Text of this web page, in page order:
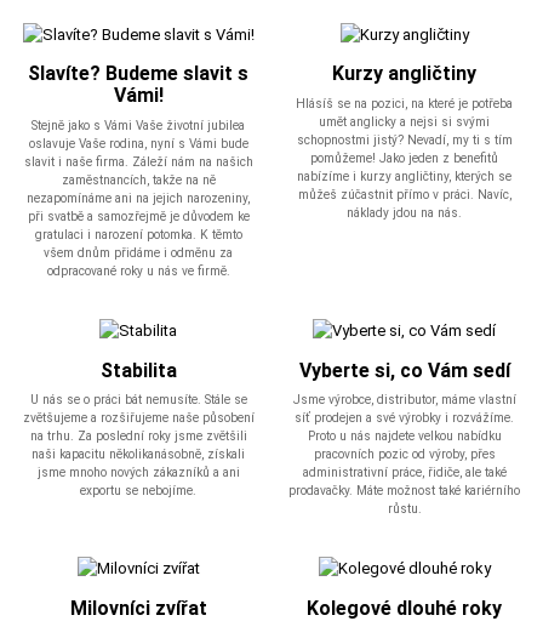
Slavíte? Budeme slavit s
Vámi!
Stejně jako s Vámi Vaše životní jubilea
oslavuje Vaše rodina, nyní s Vámi bude
slavit i naše firma. Záleží nám na našich
zaměstnancích, takže na ně
nezapomínáme ani na jejich narozeniny,
při svatbě a samozřejmě je důvodem ke
gratulaci i narození potomka. K těmto
všem dnům přidáme i odměnu za
odpracované roky u nás ve firmě.
Kurzy angličtiny
Hlásíš se na pozici, na které je potřeba
umět anglicky a nejsi si svými
schopnostmi jistý? Nevadí, my ti s tím
pomůžeme! Jako jeden z benefitů
nabízíme i kurzy angličtiny, kterých se
můžeš zúčastnit přímo v práci. Navíc,
náklady jdou na nás.
Stabilita
U nás se o práci bát nemusíte. Stále se
zvětšujeme a rozšiřujeme naše působení
na trhu. Za poslední roky jsme zvětšili
naši kapacitu několikanásobně, získali
jsme mnoho nových zákazníků a ani
exportu se nebojíme.
Vyberte si, co Vám sedí
Jsme výrobce, distributor, máme vlastní
síť prodejen a své výrobky i rozvážíme.
Proto u nás najdete velkou nabídku
pracovních pozic od výroby, přes
administrativní práce, řidiče, ale také
prodavačky. Máte možnost také kariérního
růstu.
Milovníci zvířat Kolegové dlouhé roky